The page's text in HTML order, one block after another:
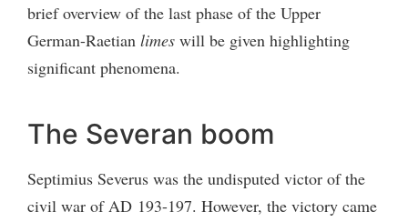
brief overview of the last phase of the Upper
German-Raetian limes will be given highlighting
significant phenomena.
The Severan boom
Septimius Severus was the undisputed victor of the
civil war of AD 193-197. However, the victory came